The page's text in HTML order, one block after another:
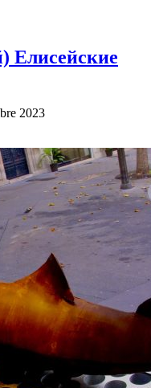
Елисейские
2023